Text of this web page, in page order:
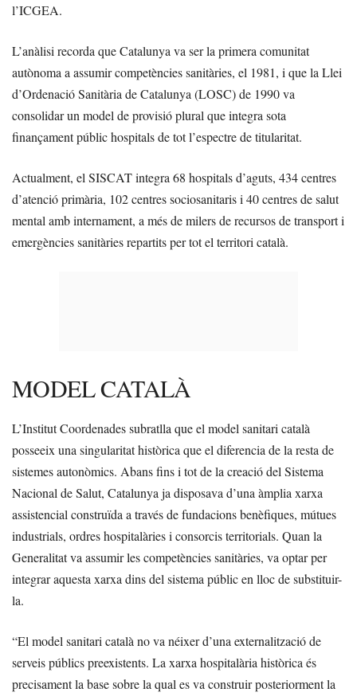
l’ICGEA.
L’anàlisi recorda que Catalunya va ser la primera comunitat
autònoma a assumir competències sanitàries, el 1981, i que la Llei
d’Ordenació Sanitària de Catalunya (LOSC) de 1990 va
consolidar un model de provisió plural que integra sota
finançament públic hospitals de tot l’espectre de titularitat.
Actualment, el SISCAT integra 68 hospitals d’aguts, 434 centres
d’atenció primària, 102 centres sociosanitaris i 40 centres de salut
mental amb internament, a més de milers de recursos de transport i
emergències sanitàries repartits per tot el territori català.
MODEL CATALÀ
L’Institut Coordenades subratlla que el model sanitari català
posseeix una singularitat històrica que el diferencia de la resta de
sistemes autonòmics. Abans fins i tot de la creació del Sistema
Nacional de Salut, Catalunya ja disposava d’una àmplia xarxa
assistencial construïda a través de fundacions benèfiques, mútues
industrials, ordres hospitalàries i consorcis territorials. Quan la
Generalitat va assumir les competències sanitàries, va optar per
integrar aquesta xarxa dins del sistema públic en lloc de substituir-
la.
“El model sanitari català no va néixer d’una externalització de
serveis públics preexistents. La xarxa hospitalària històrica és
precisament la base sobre la qual es va construir posteriorment la